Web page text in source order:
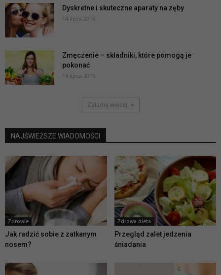
Dyskretne i skuteczne aparaty na zęby
14 lipca 2016
Zmęczenie – składniki, które pomogą je
pokonać
14 lipca 2016
Załaduj więcej
NAJŚWIEŻSZE WIADOMOŚCI
Zdrowie
Jak radzić sobie z zatkanym
nosem?
Zdrowa dieta
Przegląd zalet jedzenia
śniadania